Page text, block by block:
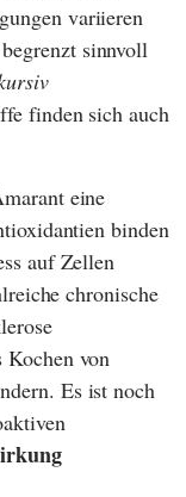
variieren
sinnvoll
finden sich auch
eine
binden
auf Zellen
chronische
von
Es ist noch